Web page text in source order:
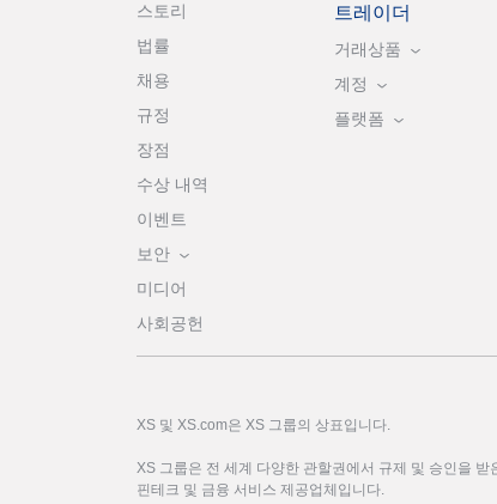
스토리
법률
채용
규정
장점
수상 내역
이벤트
보안
미디어
사회공헌
트레이더
거래상품
계정
플랫폼
XS 및 XS.com은 XS 그룹의 상표입니다.
XS 그룹은 전 세계 다양한 관할권에서 규제 및 승인을
핀테크 및 금융 서비스 제공업체입니다.